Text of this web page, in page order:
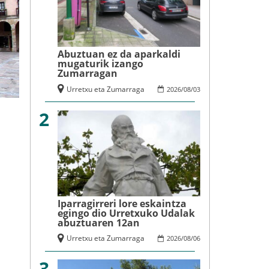
Abuztuan ez da aparkaldi
mugaturik izango
Zumarragan
2026/08/03
Urretxu eta Zumarraga
2
Iparragirreri lore eskaintza
egingo dio Urretxuko Udalak
abuztuaren 12an
2026/08/06
Urretxu eta Zumarraga